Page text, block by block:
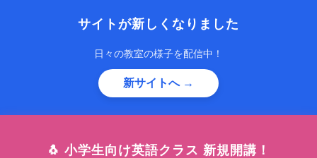
サイトが新しくなりました
日々の教室の様子を配信中！
新サイトへ →
🐧 小学生向け英語クラス 新規開講！